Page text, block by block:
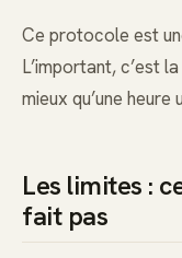
Ce protocole est
L’important, c’est
mieux qu’une heure
Les limites :
fait pas